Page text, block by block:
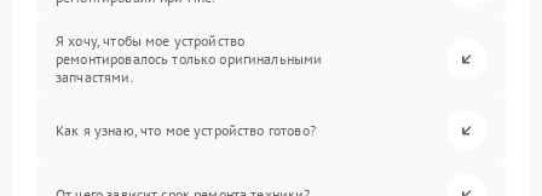
Я хочу, чтобы мое устройство
ремонтировалось только оригинальными
запчастями.
Как я узнаю, что мое устройство готово?